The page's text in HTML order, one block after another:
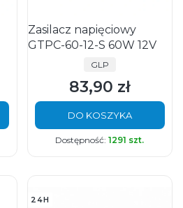
Zasilacz napięciowy
GTPC-60-12-S 60W 12V
PRODUCENT
GLP
Cena
83,90 zł
DO KOSZYKA
Dostępność:1291 szt.
24H